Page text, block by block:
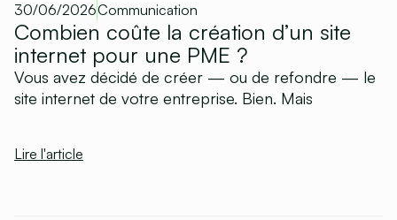
30/06/2026Communication
Combien coûte la création d’un site
internet pour une PME ?
Vous avez décidé de créer — ou de refondre — le
site internet de votre entreprise. Bien. Mais
Lire l'article